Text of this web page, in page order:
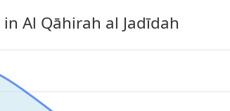
in Al Qāhirah al Jadīdah